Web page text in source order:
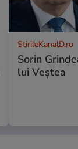
StirileKanalD.ro
Sorin
lui Veștea